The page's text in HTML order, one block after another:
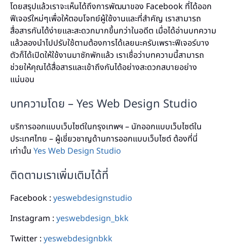
โดยสรุปแล้วเราจะเห็นได้ถึงการพัฒนาของ Facebook ที่ได้ออก
ฟีเจอร์ใหม่ๆเพื่อให้ตอบโจทย์ผู้ใช้งานและที่สำคัญ เราสามารถ
สื่อสารกันได้ง่ายและสะดวกมากขึ้นกว่าในอดีต เมื่อได้อ่านบทความ
แล้วลองนำไปปรับใช้ตามต้องการได้เลยนะครับเพราะฟีเจอร์บาง
ตัวก็ได้เปิดให้ใช้งานมาซักพักแล้ว เราเชื่อว่าบทความนี้สามารถ
ช่วยให้คุณได้สื่อสารและเข้าถึงกันได้อย่างสะดวกสบายอย่าง
แน่นอน
บทความโดย –Yes Web Design Studio
บริการออกแบบเว็บไซต์ในกรุงเทพฯ – นักออกแบบเว็บไซต์ใน
ประเทศไทย – ผู้เชี่ยวชาญด้านการออกแบบเว็บไซต์ ต้องที่นี่
เท่านั้น Yes Web Design Studio
ติดตามเราเพิ่มเติมได้ที่
Facebook : yeswebdesignstudio
Instagram : yeswebdesign_bkk
Twitter : yeswebdesignbkk